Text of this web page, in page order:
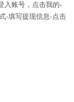
入账号，点击我的-
-填写提现信息-点击